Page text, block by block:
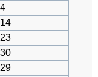
4
14
23
30
29